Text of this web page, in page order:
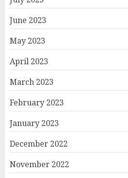
June 2023
May 2023
April 2023
March 2023
February 2023
January 2023
December 2022
November 2022